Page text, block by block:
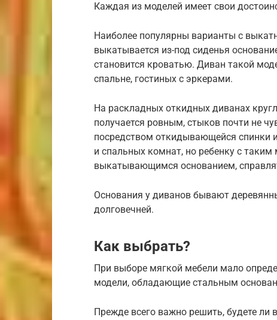
Каждая из моделей имеет свои
Наиболее популярны варианты с
выкатывается из-под сиденья
становится кроватью. Диван такой
спальне, гостиных с эркерами.
На раскладных откидных диванах
получается ровным, стыков почти не
посредством откидывающейся спинки
и спальных комнат, но ребенку с
выкатывающимся основанием,
Основания у диванов бывают
долговечней.
Как выбрать?
При выборе мягкой мебели мало
модели, обладающие стальным
Прежде всего важно решить, будете ли